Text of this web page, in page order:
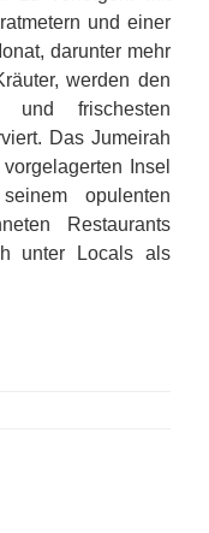
und einer
darunter mehr
werden den
und frischesten
Das Jumeirah
Insel
opulenten
Restaurants
unter Locals als